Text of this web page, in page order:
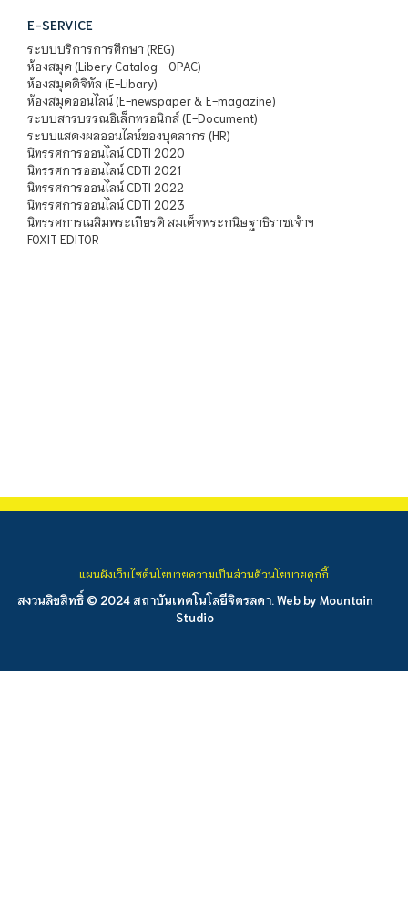
E-SERVICE
ระบบบริการการศึกษา (REG)
ห้องสมุด (Libery Catalog - OPAC)
ห้องสมุดดิจิทัล (E-Libary)
ห้องสมุดออนไลน์ (E-newspaper & E-magazine)
ระบบสารบรรณอิเล็กทรอนิกส์ (E-Document)
ระบบแสดงผลออนไลน์ของบุคลากร (HR)
นิทรรศการออนไลน์ CDTI 2020
นิทรรศการออนไลน์ CDTI 2021
นิทรรศการออนไลน์ CDTI 2022
นิทรรศการออนไลน์ CDTI 2023
นิทรรศการเฉลิมพระเกียรติ สมเด็จพระกนิษฐาธิราชเจ้าฯ
FOXIT EDITOR
สงวนลิขสิทธิ์ © 2024 สถาบันเทคโนโลยีจิตรลดา. Web by Mountain
Studio
แผนผังเว็บไซต์นโยบายความเป็นส่วนตัวนโยบายคุกกี้